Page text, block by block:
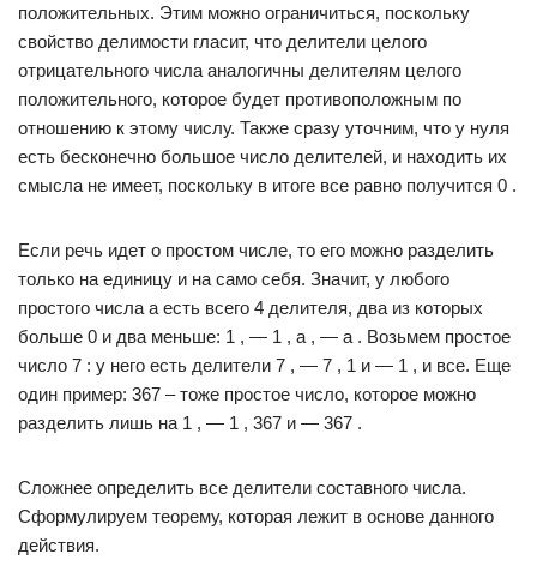
положительных. Этим можно ограничиться, поскольку
свойство делимости гласит, что делители целого
отрицательного числа аналогичны делителям целого
положительного, которое будет противоположным по
отношению к этому числу. Также сразу уточним, что у нуля
есть бесконечно большое число делителей, и находить их
смысла не имеет, поскольку в итоге все равно получится 0 .
Если речь идет о простом числе, то его можно разделить
только на единицу и на само себя. Значит, у любого
простого числа a есть всего 4 делителя, два из которых
больше 0 и два меньше: 1 , — 1 , a , — a . Возьмем простое
число 7 : у него есть делители 7 , — 7 , 1 и — 1 , и все. Еще
один пример: 367 – тоже простое число, которое можно
разделить лишь на 1 , — 1 , 367 и — 367 .
Сложнее определить все делители составного числа.
Сформулируем теорему, которая лежит в основе данного
действия.